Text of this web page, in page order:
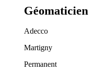
Adecco
Martigny
Permanent